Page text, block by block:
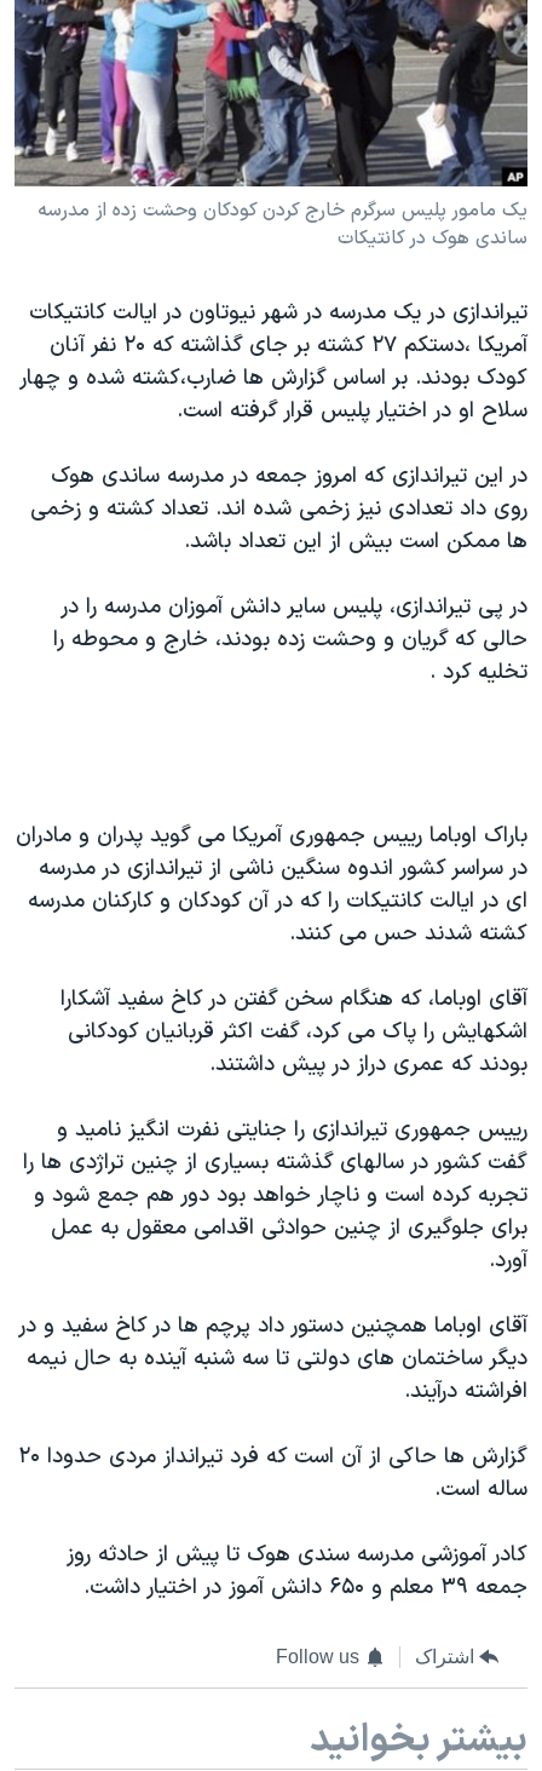
فرهنگ و زندگی
حقوق شهروندی
اقتصادی
علم و فناوری
گالری عکس
مستندها
انتخابات ریاست جمهوری آمریکا ۲۰۲۴
حمله جمهوری اسلامی به اسرائیل
رمز مهسا
ورزش زنان در ایران
اعتراضات زن، زندگی، آزادی
تریبونال مردمی آبان ۹۸
دادگاه حمید نوری
چهل سال گروگان‌گیری
اعتراضات مردمی آبان ۹۸
اسرائیل در جنگ
همایش محافظه‌کاران آمریکا «سی‌پک»
صفحه‌های ویژه
دنبال کنید
زبانهای مختلف
یک مامور پلیس سرگرم خارج کردن کودکان وحشت زده از مدرسه
ساندی هوک در کانتیکات
تیراندازی در یک مدرسه در شهر نیوتاون در ایالت کانتیکات
آمریکا ،دستکم ۲۷ کشته بر جای گذاشته که ۲۰ نفر آنان
کودک بودند. بر اساس گزارش ها ضارب،کشته شده و چهار
سلاح او در اختیار پلیس قرار گرفته است.
در این تیراندازی که امروز جمعه در مدرسه ساندی هوک
روی داد تعدادی نیز زخمی شده اند. تعداد کشته و زخمی
ها ممکن است بیش از این تعداد باشد.
در پی تیراندازی، پلیس سایر دانش آموزان مدرسه را در
حالی که گریان و وحشت زده بودند، خارج و محوطه را
تخلیه کرد .
باراک اوباما رییس جمهوری آمریکا می گوید پدران و مادران
در سراسر کشور اندوه سنگین ناشی از تیراندازی در مدرسه
ای در ایالت کانتیکات را که در آن کودکان و کارکنان مدرسه
کشته شدند حس می کنند.
آقای اوباما، که هنگام سخن گفتن در کاخ سفید آشکارا
اشکهایش را پاک می کرد، گفت اکثر قربانیان کودکانی
بودند که عمری دراز در پیش داشتند.
رییس جمهوری تیراندازی را جنایتی نفرت انگیز نامید و
گفت کشور در سالهای گذشته بسیاری از چنین تراژدی ها را
تجربه کرده است و ناچار خواهد بود دور هم جمع شود و
برای جلوگیری از چنین حوادثی اقدامی معقول به عمل
آورد.
آقای اوباما همچنین دستور داد پرچم ها در کاخ سفید و در
دیگر ساختمان های دولتی تا سه شنبه آینده به حال نیمه
افراشته درآیند.
گزارش ها حاکی از آن است که فرد تیرانداز مردی حدودا ۲۰
ساله است.
کادر آموزشی مدرسه سندی هوک تا پیش از حادثه روز
جمعه ۳۹ معلم و ۶۵۰ دانش آموز در اختیار داشت.
اشتراک Follow us
بیشتر بخوانید